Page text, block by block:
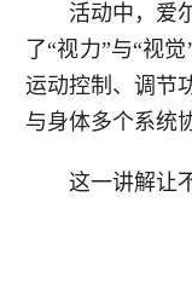
活动中，爱
了“视力”与“视
运动控制、调节
与身体多个系统
这一讲解让